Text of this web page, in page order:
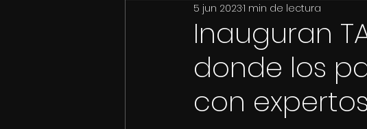
Inauguran
donde los
con
5 jun 20231 min de lectura